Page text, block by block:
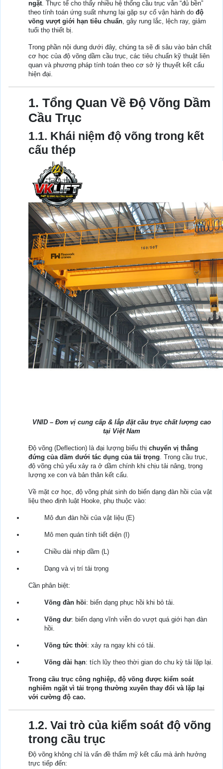
ngặt. Thực tế cho thấy nhiều hệ thống cầu trục vẫn “đủ bền”
theo tính toán ứng suất nhưng lại gặp sự cố vận hành do độ
võng vượt giới hạn tiêu chuẩn, gây rung lắc, lệch ray, giảm
tuổi thọ thiết bị.
Trong phần nội dung dưới đây, chúng ta sẽ đi sâu vào bản chất
cơ học của độ võng dầm cầu trục, các tiêu chuẩn kỹ thuật liên
quan và phương pháp tính toán theo cơ sở lý thuyết kết cấu
hiện đại.
1. Tổng Quan Về Độ Võng Dầm
Cầu Trục
1.1. Khái niệm độ võng trong kết
cấu thép
VNID – Đơn vị cung cấp & lắp đặt cầu trục chất lượng cao
tại Việt Nam
Độ võng (Deflection) là đại lượng biểu thị chuyển vị thẳng
đứng của dầm dưới tác dụng của tải trọng. Trong cầu trục,
độ võng chủ yếu xảy ra ở dầm chính khi chịu tải nâng, trọng
lượng xe con và bản thân kết cấu.
Về mặt cơ học, độ võng phát sinh do biến dạng đàn hồi của vật
liệu theo định luật Hooke, phụ thuộc vào:
Mô đun đàn hồi của vật liệu (E)
Mô men quán tính tiết diện (I)
Chiều dài nhịp dầm (L)
Dạng và vị trí tải trọng
Cần phân biệt:
Võng đàn hồi: biến dạng phục hồi khi bỏ tải.
Võng dư: biến dạng vĩnh viễn do vượt quá giới hạn đàn
hồi.
Võng tức thời: xảy ra ngay khi có tải.
Võng dài hạn: tích lũy theo thời gian do chu kỳ tải lặp lại.
Trong cầu trục công nghiệp, độ võng được kiểm soát
nghiêm ngặt vì tải trọng thường xuyên thay đổi và lặp lại
với cường độ cao.
1.2. Vai trò của kiểm soát độ võng
trong cầu trục
Độ võng không chỉ là vấn đề thẩm mỹ kết cấu mà ảnh hưởng
trực tiếp đến: